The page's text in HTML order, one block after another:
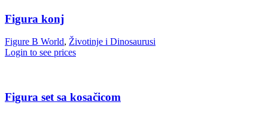
Figura konj
Figure B World, Životinje i Dinosaurusi
Login to see prices
Figura set sa kosačicom